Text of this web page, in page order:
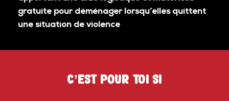
gratuite pour déménager lorsqu’elles quittent
une situation de violence
C’est pour toi si